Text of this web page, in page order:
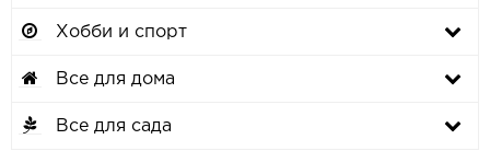
Хобби и спорт
Все для дома
Все для сада